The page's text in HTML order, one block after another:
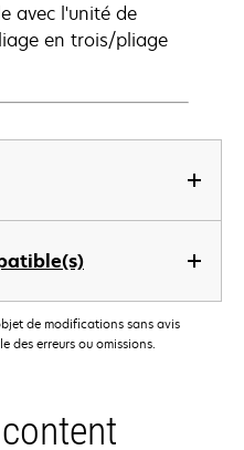
avec l'unité de
en trois/pliage
de modifications sans avis
des erreurs ou omissions.